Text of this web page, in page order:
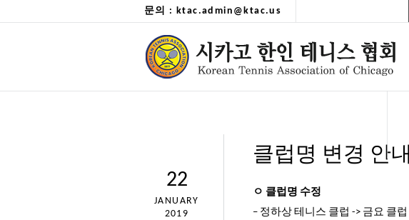
문의 : ktac.admin@ktac.us
22
JANUARY
2019
클럽명 변경 안내
ㅇ 클럽명 수정
– 정하상 테니스 클럽 -> 금요 클럽